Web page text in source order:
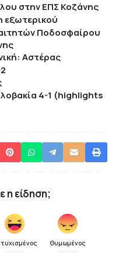
στην ΕΠΣ Κοζάνης
εξωτερικού
Ποδοσφαίρου
Αστέρας
4-1 (highlights
η είδηση;
Θυμωμένος